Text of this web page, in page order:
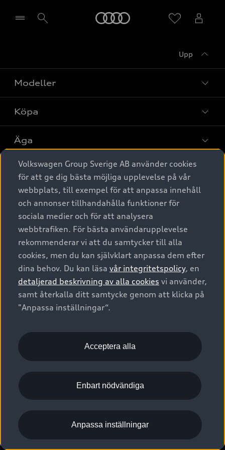
Upp
Modeller
Alla modeller
Elbilar
A6 modellerna
SUV
Avant
Audi Sport
Köpa
Privaterbjudanden
Privatleasing
Nya bilar i lager
Begagnade bilar i lager
Audi approved :plus - så gott som nya
Finansiering
Audi exclusive
Provkörning
Äga
Service & tillbehör
Audi digital services
Originaltillbehör - köp online
Garantier
Försäkring
Digitala manualer för din Audi
Audi Collection – livsstilsartiklar
Vanliga frågor
2G/3G nätet stängs ned - Hur påverkas min bil av detta?
Tjänstebil
Tjänstebil
Business lease online
Företagsleasing
Om Audi Sverige
Kontakta oss
Audi Återförsäljare/-serviceverkstad
myAudi
Pressmeddelanden
Nyhetsbrev
Vårt hållbarhetsarbete
Lediga tjänster huvudkontor
Lediga tjänster hos Audi Återförsäljare
Kommentar till mediauppgifter om dataläcka
© 2026 AUDI SVERIGE. All Rights Reserved.
Utgivare Juridiskt
Juridiskt Audi AG
Juridiskt Audi Digital Giveaway
Anpassa inställningar för cookies
Visselblåsarkanaler
Volkswagen Group Sverige AB använder cookies
för att ge dig bästa möjliga upplevelse på vår
webbplats, till exempel för att anpassa innehåll
och annonser tillhandahålla funktioner för
sociala medier och för att analysera
webbtrafiken. För bästa användarupplevelse
rekommenderar vi att du samtycker till alla
cookies, men du kan självklart anpassa dem efter
dina behov. Du kan läsa vår integritetspolicy, en
detaljerad beskrivning av alla cookies vi använder,
samt återkalla ditt samtycke genom att klicka på
"Anpassa inställningar“.
Acceptera alla
Enbart nödvändiga
Anpassa inställningar